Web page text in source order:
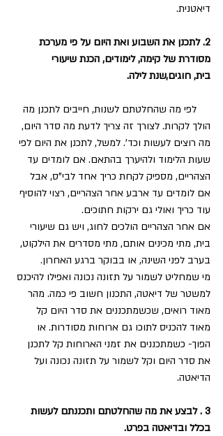
דיאטנית.
2. לתכנן את השבוע ואת היום על פי מערכת
מסודרת של קימה, לימודים, הכנת שיעורי
בית, חוגים,שנת לילה.
     לפי מה שהחלטתם לשנות, חייבים לתכנן מה
הולך לקרות. לצורך זה צריך לדעת מה סדר היום,
מה רוצים לעשות וכד'. למשל, לתכנן את היום לפי
שעות הלימוד ולהיערך בהתאם. אם לומדים עד
הצהריים, מספיק לקחת כריך אחד לבי"ס, אבל
אם לומדים עד ארבע אחר הצהריים, רצוי להוסיף
עוד כריך ואולי גם ירקות חתוכים.
אם אחר הצהריים הולכים לחוג, ויש גם שיעורי
בית, מתי מכינים אותם, מתי מסדרים את הילקוט,
בערב לפני השינה, או בבוקר ברגע האחרון.
מי שמחליט לשמור על תזונה נכונה ואפילו להיכנס
למשטר של דיאטה, התכנון חשוב פי כמה. מהר
מאוד רואים, שכשמתכננים את סדר היום קל
מאוד להכניס לתוכו גם ארוחות מסודרות. או
הפוך- כשמתכננים את זמני הארוחות קל לתכנן
את סדר היום וקל לשמור על תזונה נכונה ועל
הדיאטה.
3 . לבצע את מה שהחלטתם ותכננתם לעשות
בכלל ובדיאטה בפרט.